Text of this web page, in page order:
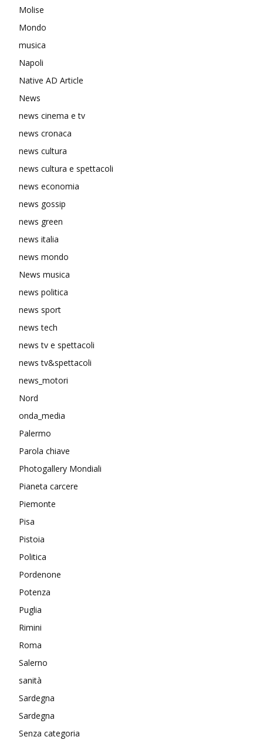
Molise
Mondo
musica
Napoli
Native AD Article
News
news cinema e tv
news cronaca
news cultura
news cultura e spettacoli
news economia
news gossip
news green
news italia
news mondo
News musica
news politica
news sport
news tech
news tv e spettacoli
news tv&spettacoli
news_motori
Nord
onda_media
Palermo
Parola chiave
Photogallery Mondiali
Pianeta carcere
Piemonte
Pisa
Pistoia
Politica
Pordenone
Potenza
Puglia
Rimini
Roma
Salerno
sanità
Sardegna
Sardegna
Senza categoria